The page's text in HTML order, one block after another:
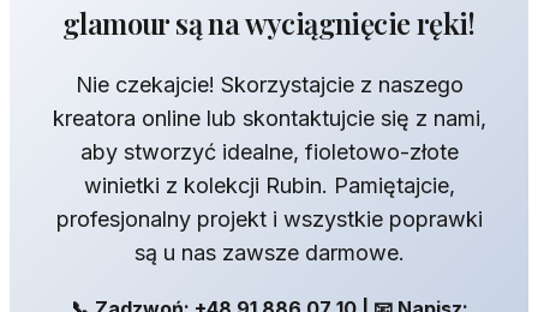
glamour są na wyciągnięcie ręki!
Nie czekajcie! Skorzystajcie z naszego
kreatora online lub skontaktujcie się z nami,
aby stworzyć idealne, fioletowo-złote
winietki z kolekcji Rubin. Pamiętajcie,
profesjonalny projekt i wszystkie poprawki
są u nas zawsze darmowe.